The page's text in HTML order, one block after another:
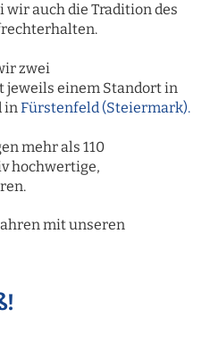
wir auch die Tradition des
zwei
jeweils einem Standort in
inFürstenfeld (Steiermark).
mehr als 110
hochwertige,
mit unseren